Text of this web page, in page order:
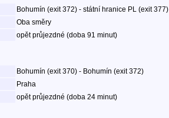
Bohumín (exit 372) - státní hranice PL (exit 377)
Oba směry
opět průjezdné (doba 91 minut)
Bohumín (exit 370) - Bohumín (exit 372)
Praha
opět průjezdné (doba 24 minut)